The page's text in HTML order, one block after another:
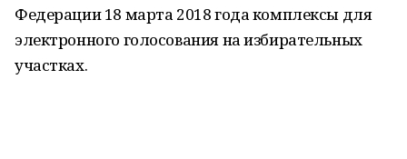
Федерации 18 марта 2018 года комплексы для
электронного голосования на избирательных
участках.